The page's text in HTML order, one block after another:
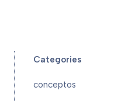
Categories
conceptos